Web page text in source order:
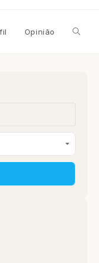
Opinião
site